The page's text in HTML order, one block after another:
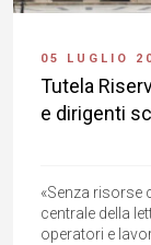
05 LUGLIO
Tutela
e dirigenti
«Senza risorse
centrale della
operatori e